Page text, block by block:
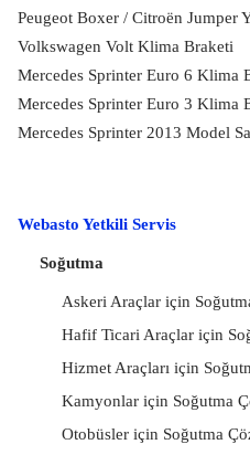
Peugeot Boxer / Citroën Jumper
Volkswagen Volt Klima Braketi
Mercedes Sprinter Euro 6 Klima
Mercedes Sprinter Euro 3 Klima
Mercedes Sprinter 2013 Model
Webasto Yetkili Servis
Soğutma
Askeri Araçlar için
Hafif Ticari Araçlar için
Hizmet Araçları için
Kamyonlar için Soğutma
Otobüsler için Soğutma